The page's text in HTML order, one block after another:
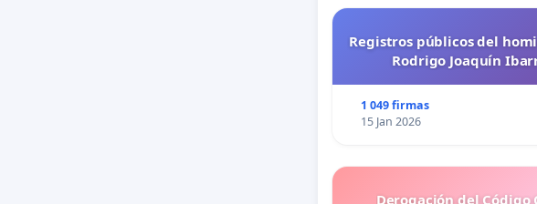
Registros públicos del
Rodrigo Joaquín
1 049 firmas
15 Jan 2026
Derogación del Código